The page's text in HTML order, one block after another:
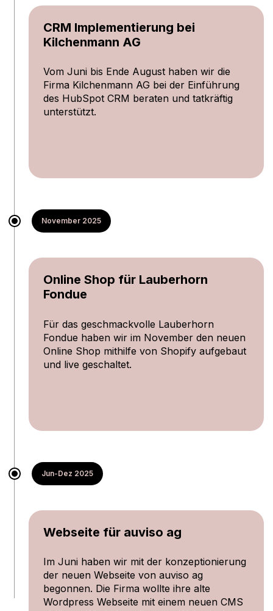
CRM Implementierung bei
Kilchenmann AG
Vom Juni bis Ende August haben wir die
Firma Kilchenmann AG bei der Einführung
des HubSpot CRM beraten und tatkräftig
unterstützt.
November 2025
Online Shop für Lauberhorn
Fondue
Für das geschmackvolle Lauberhorn
Fondue haben wir im November den neuen
Online Shop mithilfe von Shopify aufgebaut
und live geschaltet.
Jun-Dez 2025
Webseite für auviso ag
Im Juni haben wir mit der konzeptionierung
der neuen Webseite von auviso ag
begonnen. Die Firma wollte ihre alte
Wordpress Webseite mit einem neuen CMS